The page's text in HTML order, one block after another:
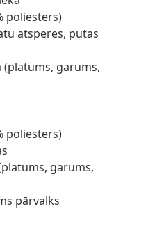
poliesters)
atsperes, putas
(platums, garums,
poliesters)
garums,
pārvalks